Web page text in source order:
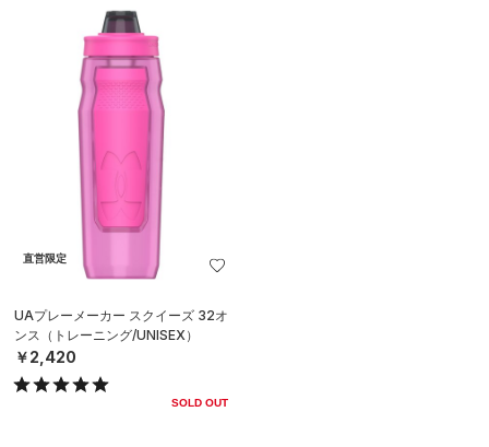
直営限定
UAプレーメーカー スクイーズ 32オ
ンス（トレーニング/UNISEX）
￥2,420
SOLD OUT